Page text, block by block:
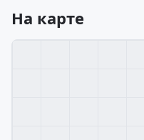
На карте